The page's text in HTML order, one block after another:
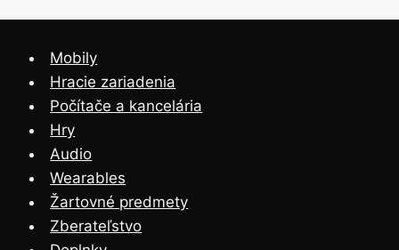
Mobily
Hracie zariadenia
Počítače a kancelária
Hry
Audio
Wearables
Žartovné predmety
Zberateľstvo